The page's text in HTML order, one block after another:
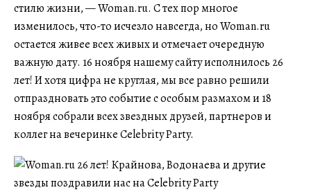
стилю жизни, — Woman.ru. С тех пор многое
изменилось, что-то исчезло навсегда, но Woman.ru
остается живее всех живых и отмечает очередную
важную дату. 16 ноября нашему сайту исполнилось 26
лет! И хотя цифра не круглая, мы все равно решили
отпраздновать это событие с особым размахом и 18
ноября собрали всех звездных друзей, партнеров и
коллег на вечеринке Celebrity Party.